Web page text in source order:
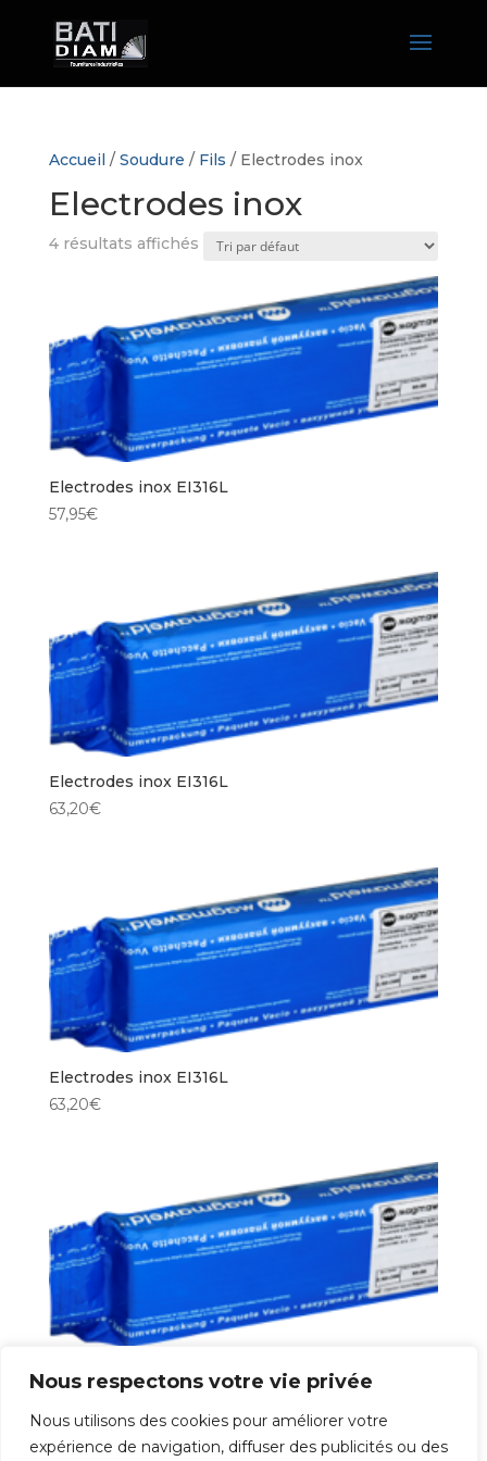
Nous respectons votre vie privée
Nous utilisons des cookies pour améliorer votre
expérience de navigation, diffuser des publicités ou des
Accueil / Soudure / Fils / Electrodes inox
Electrodes inox
4 résultats affichés
Electrodes inox EI316L
57,95€
Electrodes inox EI316L
63,20€
Electrodes inox EI316L
63,20€
Electrodes inox EI316L